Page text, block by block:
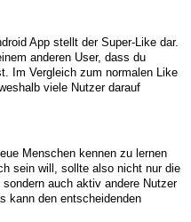
App stellt der Super-Like dar.
anderen User, dass du
Im Vergleich zum normalen Like
viele Nutzer darauf
Menschen kennen zu lernen
sein will, sollte also nicht nur die
auch aktiv andere Nutzer
kann den entscheidenden